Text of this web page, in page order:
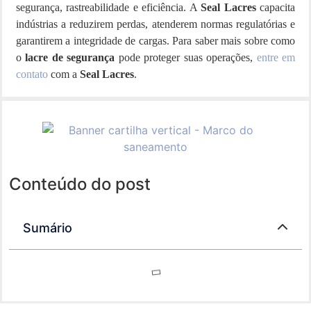
segurança, rastreabilidade e eficiência. ASeal Lacrescapacita
indústrias a reduzirem perdas, atenderem normas regulatórias e
garantirem a integridade de cargas. Para saber mais sobre como
olacre de segurança pode proteger suas operações, entre em
contato com a Seal Lacres.
Conteúdo do post
Sumário